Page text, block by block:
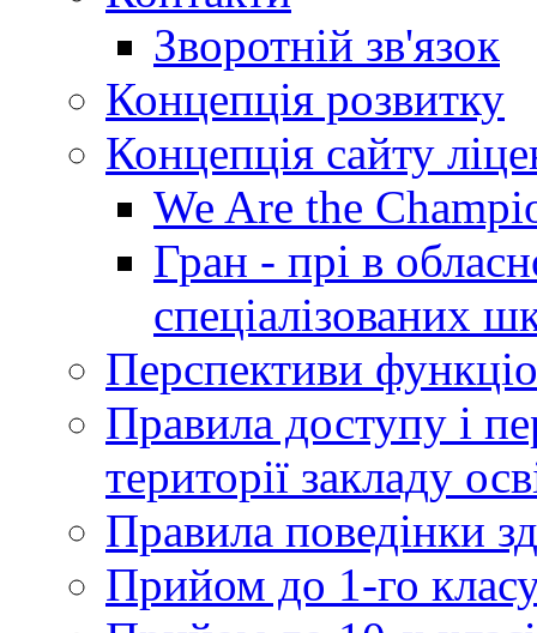
Зворотній зв'язок
Концепція розвитку
Концепція сайту
We Are the
Гран - прі в
спеціалізованих
Перспективи
Правила доступу і
території закладу
Правила поведінки
Прийом до 1-го